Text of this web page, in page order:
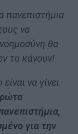
πανεπιστήμια
να
θα
το κάνουν!
να γίνει
για την